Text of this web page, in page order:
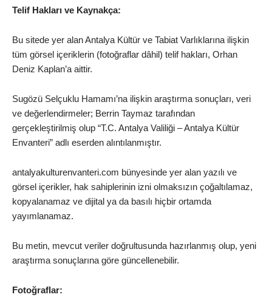
Telif Hakları ve Kaynakça:
Bu sitede yer alan Antalya Kültür ve Tabiat Varlıklarına ilişkin
tüm görsel içeriklerin (fotoğraflar dâhil) telif hakları, Orhan
Deniz Kaplan’a aittir.
Sugözü Selçuklu Hamamı’na ilişkin araştırma sonuçları, veri
ve değerlendirmeler; Berrin Taymaz tarafından
gerçekleştirilmiş olup “T.C. Antalya Valiliği – Antalya Kültür
Envanteri” adlı eserden alıntılanmıştır.
antalyakulturenvanteri.com bünyesinde yer alan yazılı ve
görsel içerikler, hak sahiplerinin izni olmaksızın çoğaltılamaz,
kopyalanamaz ve dijital ya da basılı hiçbir ortamda
yayımlanamaz.
Bu metin, mevcut veriler doğrultusunda hazırlanmış olup, yeni
araştırma sonuçlarına göre güncellenebilir.
Fotoğraflar: